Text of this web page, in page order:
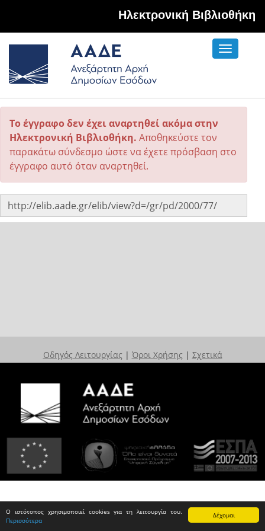
Δέχομαι
Ο ιστότοπος χρησιμοποιεί cookies για τη λειτουργία του.
Περισσότερα
Hλεκτρονική Βιβλιοθήκη
Toggle
Το έγγραφο δεν έχει αναρτηθεί ακόμα στην
Ηλεκτρονική Βιβλιοθήκη. Αποθηκεύστε τον
παρακάτω σύνδεσμο ώστε να έχετε πρόσβαση στο
έγγραφο αυτό όταν αναρτηθεί.
Οδηγός Λειτουργίας | Όροι Χρήσης | Σχετικά